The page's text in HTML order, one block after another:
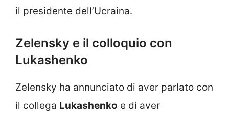
il presidente dell’Ucraina.
Zelensky e il colloquio con
Lukashenko
Zelensky ha annunciato di aver parlato con
il collega Lukashenko e di aver